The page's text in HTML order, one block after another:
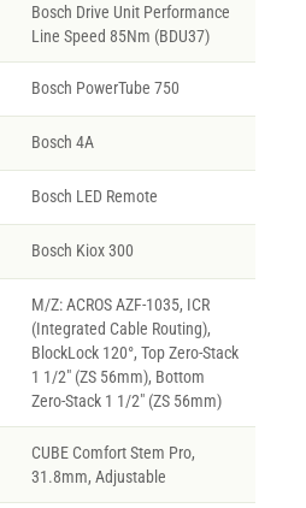
Bosch Drive Unit Performance
Line Speed 85Nm (BDU37)
Bosch PowerTube 750
Bosch 4A
Bosch LED Remote
Bosch Kiox 300
M/Z: ACROS AZF-1035, ICR
(Integrated Cable Routing),
BlockLock 120°, Top Zero-Stack
1 1/2" (ZS 56mm), Bottom
Zero-Stack 1 1/2" (ZS 56mm)
CUBE Comfort Stem Pro,
31.8mm, Adjustable